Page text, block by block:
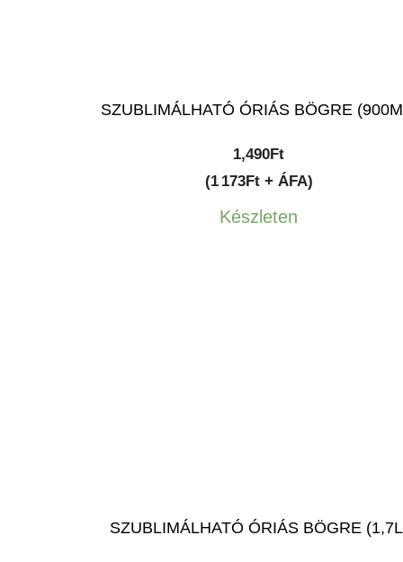
SZUBLIMÁLHATÓ ÓRIÁS BÖGRE
1,490Ft
(1 173Ft + ÁFA)
Készleten
SZUBLIMÁLHATÓ ÓRIÁS BÖGRE